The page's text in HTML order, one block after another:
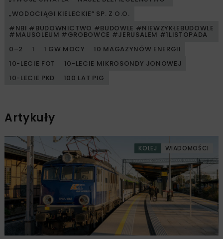
„WODOCIĄGI KIELECKIE” SP. Z O.O.
#NBI #BUDOWNICTWO #BUDOWLE #NIEWZYKŁEBUDOWLE
#MAUSOLEUM #GROBOWCE #JERUSALEM #1LISTOPADA
0–2
1 1 GW MOCY
10 MAGAZYNÓW ENERGII
10-LECIE FOT
10-LECIE MIKROSONDY JONOWEJ
10-LECIE PKD
100 LAT PIG
Artykuły
KOLEJ WIADOMOŚCI